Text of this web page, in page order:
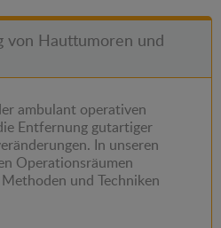
von Hauttumoren und
ambulant operativen
Entfernung gutartiger
In unseren
Operationsräumen
und Techniken